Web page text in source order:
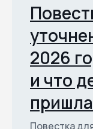
2026
и что
пришла
Повестка